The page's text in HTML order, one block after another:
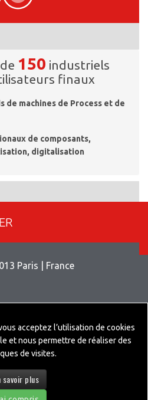
150 industriels
finaux
de machines de Process et de
de composants,
digitalisation
Paris | France
DESIGNED BY
acceptez l’utilisation de cookies
et nous permettre de réaliser des
de visites.
savoir plus